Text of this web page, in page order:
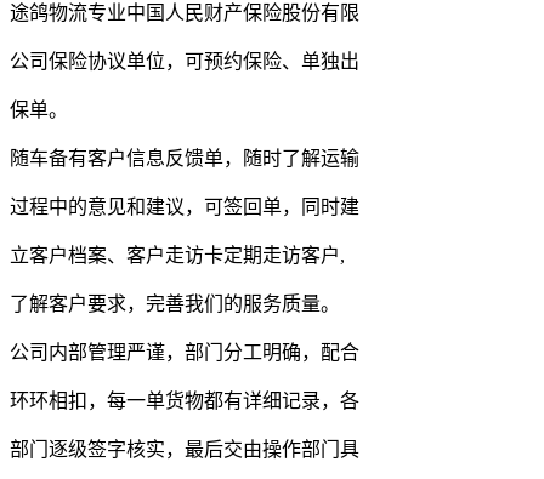
途鸽物流专业中国人民财产保险股份有限
公司保险协议单位，可预约保险、单独出
保单。
随车备有客户信息反馈单，随时了解运输
过程中的意见和建议，可签回单，同时建
立客户档案、客户走访卡定期走访客户,
了解客户要求，完善我们的服务质量。
公司内部管理严谨，部门分工明确，配合
环环相扣，每一单货物都有详细记录，各
部门逐级签字核实，最后交由操作部门具